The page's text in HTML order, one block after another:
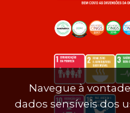
Navegue à
dados sensíveis dos